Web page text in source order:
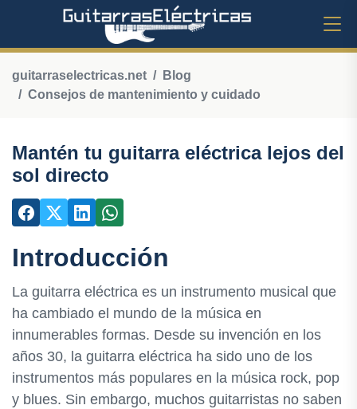
guitarraselectricas.net
Blog
Consejos de mantenimiento y cuidado
Mantén tu guitarra eléctrica lejos del
sol directo
Introducción
La guitarra eléctrica es un instrumento musical que
ha cambiado el mundo de la música en
innumerables formas. Desde su invención en los
años 30, la guitarra eléctrica ha sido uno de los
instrumentos más populares en la música rock, pop
y blues. Sin embargo, muchos guitarristas no saben